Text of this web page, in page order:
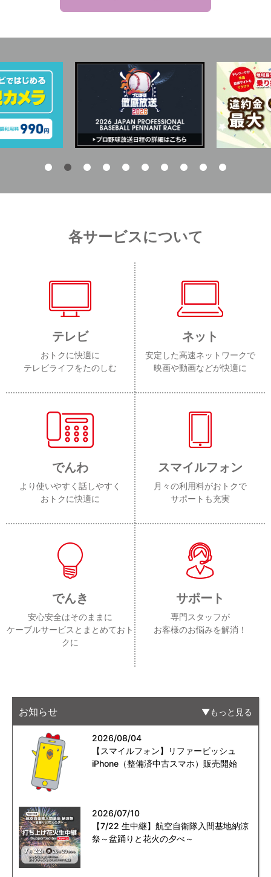
各サービスについて
テレビ
おトクに快適に
テレビライフをたのしむ
ネット
安定した高速ネットワークで
映画や動画などが快適に
でんわ
より使いやすく話しやすく
おトクに快適に
スマイルフォン
月々の利用料がおトクで
サポートも充実
でんき
安心安全はそのままに
ケーブルサービスとまとめておト
クに
サポート
専門スタッフが
お客様のお悩みを解消！
お知らせ もっと見る
2026/08/04
【スマイルフォン】リファービッシュ
iPhone（整備済中古スマホ）販売開始
2026/07/10
【7/22 生中継】航空自衛隊入間基地納涼
祭～盆踊りと花火の夕べ～